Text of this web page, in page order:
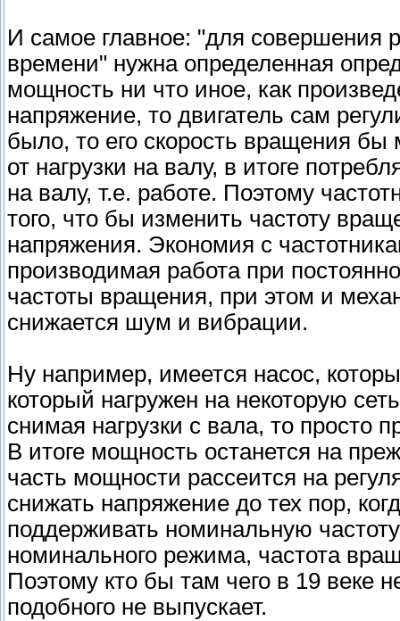
И самое главное: "для совершения
времени" нужна определенная
мощность ни что иное, как
напряжение, то двигатель сам
было, то его скорость вращения
от нагрузки на валу, в итоге
на валу, т.е. работе. Поэтому
того, что бы изменить частоту
напряжения. Экономия с
производимая работа при
частоты вращения, при этом и
снижается шум и вибрации.
Ну например, имеется насос,
который нагружен на некоторую
снимая нагрузки с вала, то просто
В итоге мощность останется на
часть мощности рассеится на
снижать напряжение до тех пор,
поддерживать номинальную
номинального режима, частота
Поэтому кто бы там чего в 19 веке
подобного не выпускает.